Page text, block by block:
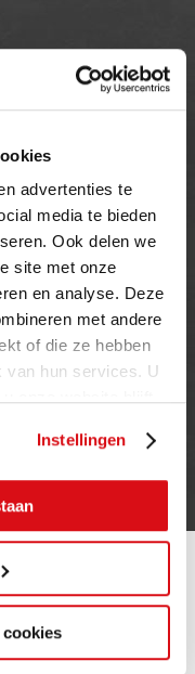
advertenties te
media te bieden
Ook delen we
site met onze
en analyse. Deze
met andere
of die ze hebben
van hun services. U
Instellingen